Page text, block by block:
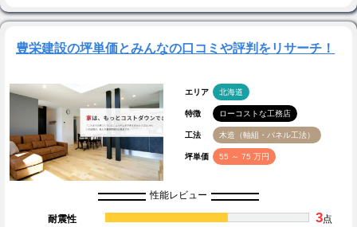
豊栄建設の坪単価とみんなの口コミや評判をリサーチ！
エリア 北海道
特徴 ローコストな工務店
工法 木造（軸組・パネル工法）
坪単価 55 ～ 75 万円
性能レビュー
耐震性 3点